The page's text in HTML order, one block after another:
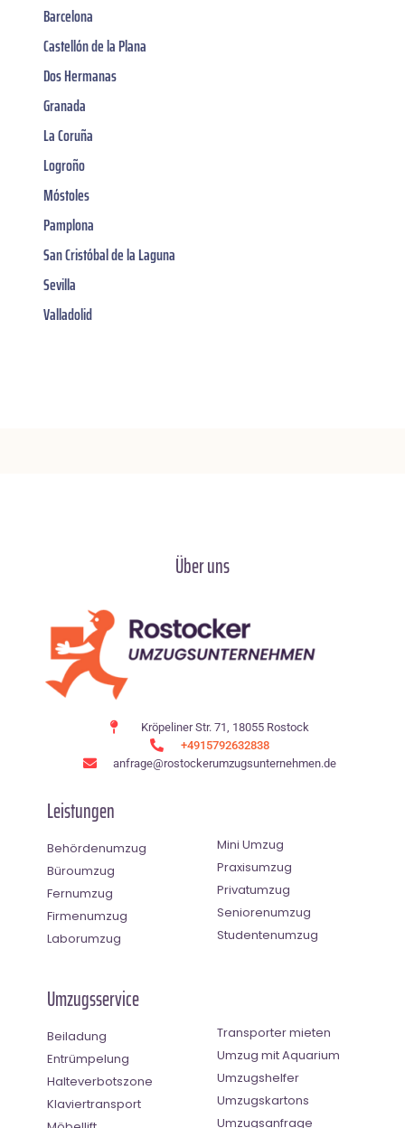
Barcelona
Castellón de la Plana
Dos Hermanas
Granada
La Coruña
Logroño
Móstoles
Pamplona
San Cristóbal de la Laguna
Sevilla
Valladolid
Über uns
Kröpeliner Str. 71, 18055 Rostock
+4915792632838
anfrage@rostockerumzugsunternehmen.de
Leistungen
Behördenumzug
Büroumzug
Fernumzug
Firmenumzug
Laborumzug
Mini Umzug
Praxisumzug
Privatumzug
Seniorenumzug
Studentenumzug
Umzugsservice
Beiladung
Entrümpelung
Halteverbotszone
Klaviertransport
Transporter mieten
Umzug mit Aquarium
Umzugshelfer
Umzugskartons
Umzugsanfrage